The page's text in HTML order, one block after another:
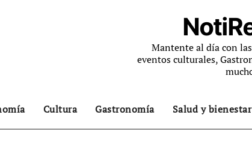
Mantente al día con
eventos culturales,
Cultura Gastronomía Salud y bienestar